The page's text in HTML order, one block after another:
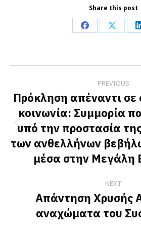
Share this post
Share
Facebook
Share
X
navigation
PREVIOUS
post:
Πρόκληση απέναντι σε
κοινωνία: Συμμορία
υπό την προστασία
των ανθελλήνων
μέσα στην Μεγάλη
NEXT
Next
post:
Απάντηση Χρυσής
αναχώματα του